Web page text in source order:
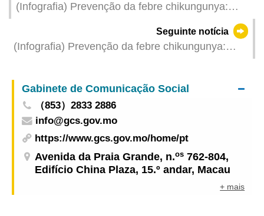
(Infografia) Prevenção da febre chikungunya:
implementar as “três medidas anti-
mosquito”(Língua Birmanesa)
Seguinte notícia
(Infografia) Prevenção da febre chikungunya:
mosquito”(Língua Indonésia )
Gabinete de Comunicação Social
（853）2833 2886
info@gcs.gov.mo
https://www.gcs.gov.mo/home/pt
Avenida da Praia Grande, n.os 762-804,
Edifício China Plaza, 15.º andar, Macau
+ mais